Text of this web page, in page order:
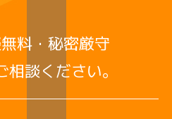
料・秘密厳守
相談ください。